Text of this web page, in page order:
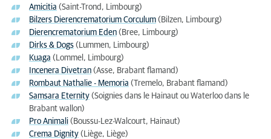
Amicitia (Saint-Trond, Limbourg)
Bilzers Dierencrematorium Corculum (Bilzen, Limbourg)
Dierencrematorium Eden (Bree, Limbourg)
Dirks & Dogs (Lummen, Limbourg)
Kuaga (Lommel, Limbourg)
Incenera Divetran (Asse, Brabant flamand)
Rombaut Nathalie - Memoria (Tremelo, Brabant flamand)
Samsara Eternity (Soignies dans le Hainaut ou Waterloo dans le
Brabant wallon)
Pro Animali (Boussu-Lez-Walcourt, Hainaut)
Crema Dignity (Liège, Liège)